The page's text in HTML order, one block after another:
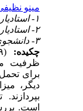
مینو نظیفی
چکیده:
ظرفیت
برای تحمل
دیگر،
است.